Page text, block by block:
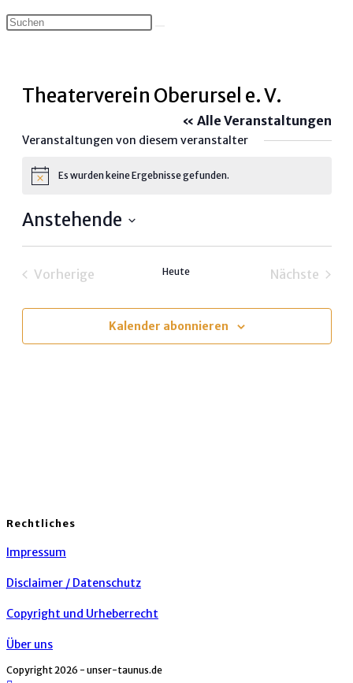
Theaterverein Oberursel e. V.
« Alle Veranstaltungen
Veranstaltungen von diesem veranstalter
HinweisEs wurden keine Ergebnisse gefunden.
Anstehende
Vorherige
Heute
Nächste
Kalender abonnieren
Rechtliches
Impressum
Disclaimer / Datenschutz
Copyright und Urheberrecht
Über uns
Copyright 2026 - unser-taunus.de